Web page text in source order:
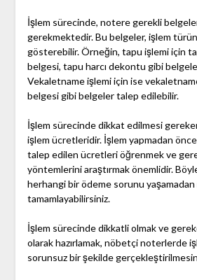
İşlem sürecinde, notere gerekli
gerekmektedir. Bu belgeler, işlem
gösterebilir. Örneğin, tapu işlemi için
belgesi, tapu harcı dekontu gibi
Vekaletname işlemi için ise
belgesi gibi belgeler talep edilebilir.
İşlem sürecinde dikkat edilmesi
işlem ücretleridir. İşlem yapmadan
talep edilen ücretleri öğrenmek ve
yöntemlerini araştırmak önemlidir.
herhangi bir ödeme sorunu yaşamadan
tamamlayabilirsiniz.
İşlem sürecinde dikkatli olmak ve
olarak hazırlamak, nöbetçi noterlerde
sorunsuz bir şekilde